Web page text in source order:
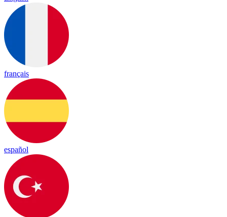
français
español